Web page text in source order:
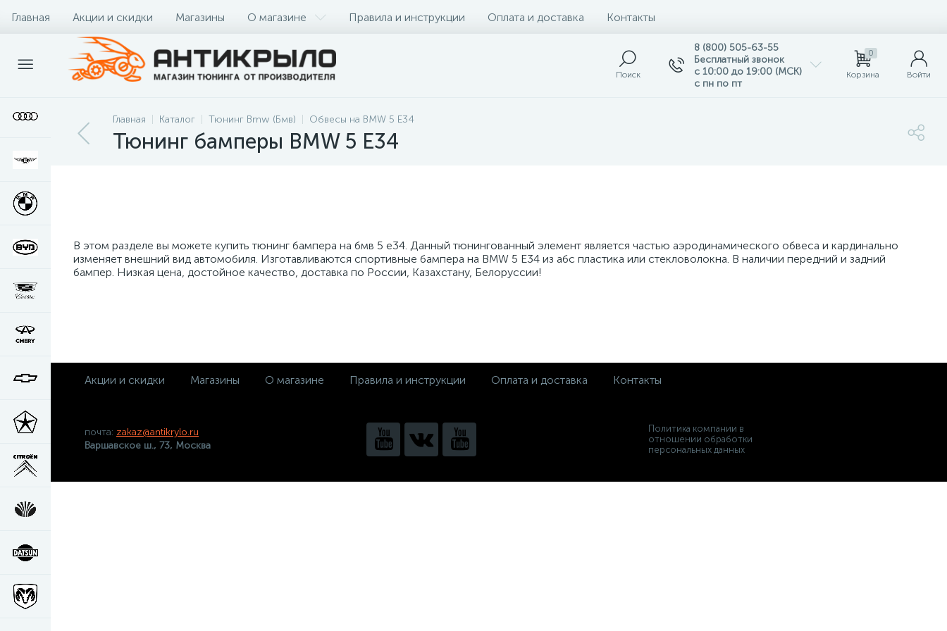
Главная Акции и скидки Магазины О магазине Правила и инструкции Оплата и доставка Контакты
Поиск
8 (800) 505-63-55
Бесплатный звонок
с 10:00 до 19:00 (МСК)
с пн по пт
0
Корзина Войти
Главная Каталог Тюнинг Bmw (Бмв) Обвесы на BMW 5 Е34
Тюнинг бамперы BMW 5 Е34
В этом разделе вы можете купить тюнинг бампера на бмв 5 е34. Данный тюнингованный элемент является частью аэродинамического обвеса и кардинально
изменяет внешний вид автомобиля. Изготавливаются спортивные бампера на BMW 5 Е34 из абс пластика или стекловолокна. В наличии передний и задний
бампер. Низкая цена, достойное качество, доставка по России, Казахстану, Белоруссии!
Акции и скидки Магазины О магазине Правила и инструкции Оплата и доставка Контакты
почта: zakaz@antikrylo.ru
Варшавское ш., 73, Москва
Политика компании в
отношении обработки
персональных данных